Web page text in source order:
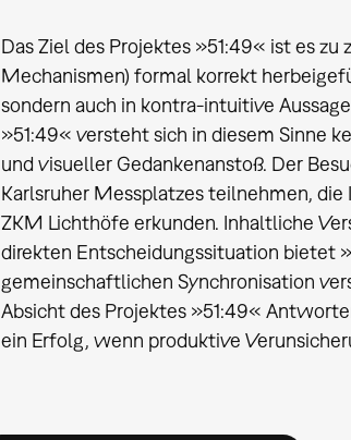
Das Ziel des Projektes »51:49« ist es
Mechanismen) formal korrekt
sondern auch in kontra-intuitive
»51:49« versteht sich in diesem Sinne
und visueller Gedankenanstoß. Der
Karlsruher Messplatzes teilnehmen,
ZKM Lichthöfe erkunden. Inhaltliche
direkten Entscheidungssituation bietet
gemeinschaftlichen Synchronisation
Absicht des Projektes »51:49«
ein Erfolg, wenn produktive